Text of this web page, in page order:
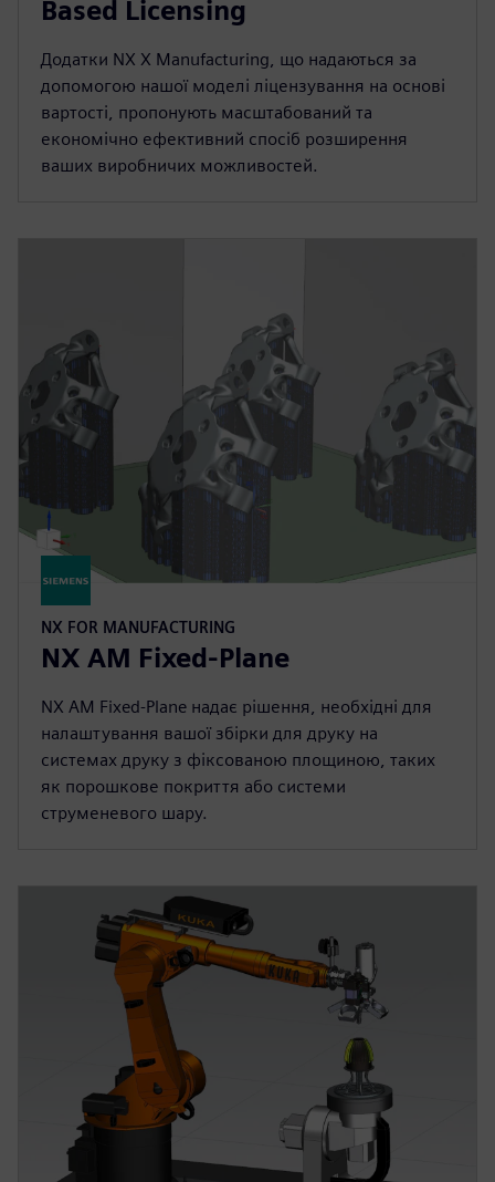
Based Licensing
Додатки NX X Manufacturing, що надаються за
допомогою нашої моделі ліцензування на основі
вартості, пропонують масштабований та
економічно ефективний спосіб розширення
ваших виробничих можливостей.
NX FOR MANUFACTURING
NX AM Fixed-Plane
NX AM Fixed-Plane надає рішення, необхідні для
налаштування вашої збірки для друку на
системах друку з фіксованою площиною, таких
як порошкове покриття або системи
струменевого шару.